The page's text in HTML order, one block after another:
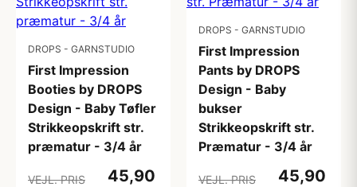
DROPS - GARNSTUDIO
First Impression
Booties by DROPS
Design - Baby Tøfler
Strikkeopskrift str.
præmatur - 3/4 år
VEJL. PRIS
45,90
DROPS - GARNSTUDIO
First Impression
Pants by DROPS
Design - Baby
bukser
Strikkeopskrift str.
Præmatur - 3/4 år
VEJL. PRIS
45,90